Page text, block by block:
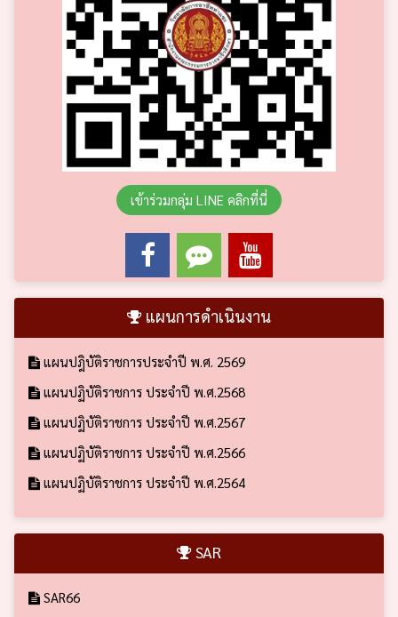
เข้าร่วมกลุ่ม LINE คลิกที่นี่
แผนการดำเนินงาน
แผนปฎิบัติราชการประจำปี พ.ศ. 2569
แผนปฏิบัติราชการ ประจำปี พ.ศ.2568
แผนปฏิบัติราชการ ประจำปี พ.ศ.2567
แผนปฏิบัติราชการ ประจำปี พ.ศ.2566
แผนปฏิบัติราชการ ประจำปี พ.ศ.2564
SAR
SAR66